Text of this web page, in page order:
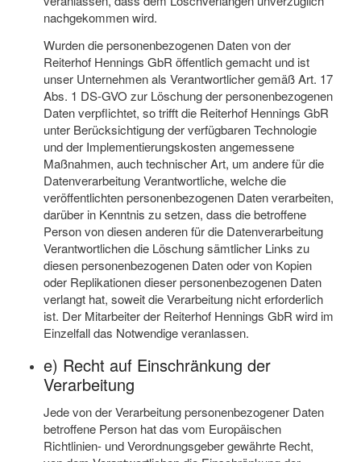
nachgekommen wird.
Wurden die personenbezogenen Daten von der
Reiterhof Hennings GbR öffentlich gemacht und ist
unser Unternehmen als Verantwortlicher gemäß Art. 17
Abs. 1 DS-GVO zur Löschung der personenbezogenen
Daten verpflichtet, so trifft die Reiterhof Hennings GbR
unter Berücksichtigung der verfügbaren Technologie
und der Implementierungskosten angemessene
Maßnahmen, auch technischer Art, um andere für die
Datenverarbeitung Verantwortliche, welche die
veröffentlichten personenbezogenen Daten verarbeiten,
darüber in Kenntnis zu setzen, dass die betroffene
Person von diesen anderen für die Datenverarbeitung
Verantwortlichen die Löschung sämtlicher Links zu
diesen personenbezogenen Daten oder von Kopien
oder Replikationen dieser personenbezogenen Daten
verlangt hat, soweit die Verarbeitung nicht erforderlich
ist. Der Mitarbeiter der Reiterhof Hennings GbR wird im
Einzelfall das Notwendige veranlassen.
e) Recht auf Einschränkung der
Verarbeitung
Jede von der Verarbeitung personenbezogener Daten
betroffene Person hat das vom Europäischen
Richtlinien- und Verordnungsgeber gewährte Recht,